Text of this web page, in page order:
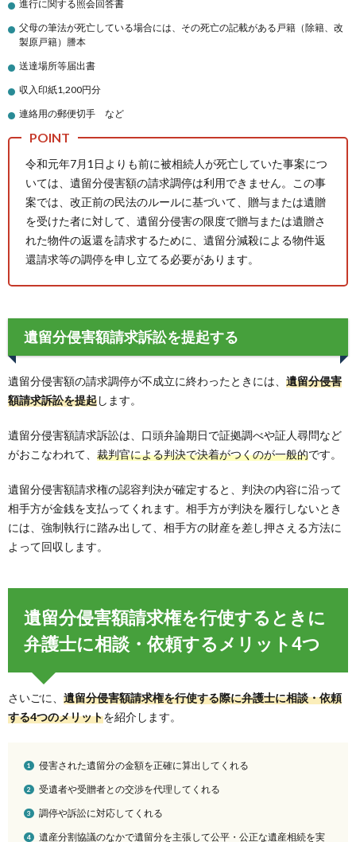
進行に関する照会回答書
父母の筆法が死亡している場合には、その死亡の記載がある戸籍（除籍、改
製原戸籍）謄本
​送達場所等届出書​
収入印紙1,200円分
連絡用の郵便切手 など
令和元年7月1日よりも前に被相続人が死亡していた事案につ
いては、遺留分侵害額の請求調停は利用できません。この事
案では、改正前の民法のルールに基づいて、贈与または遺贈
を受けた者に対して、遺留分侵害の限度で贈与または遺贈さ
れた物件の返還を請求するために、遺留分減殺による物件返
還請求等の調停を申し立てる必要があります。
遺留分侵害額請求訴訟を提起する
遺留分侵害額の請求調停が不成立に終わったときには、 遺留分侵害
額請求訴訟を提起します。
遺留分侵害額請求訴訟は、口頭弁論期日で証拠調べや証人尋問など
がおこなわれて、 裁判官による判決で決着がつくのが一般的です。
遺留分侵害額請求権の認容判決が確定すると、判決の内容に沿って
相手方が金銭を支払ってくれます。相手方が判決を履行しないとき
には、強制執行に踏み出して、相手方の財産を差し押さえる方法に
よって回収します。
遺留分侵害額請求権を行使するときに
弁護士に相談・依頼するメリット4つ
さいごに、 遺留分侵害額請求権を行使する際に弁護士に相談・依頼
する4つのメリットを紹介します。
侵害された遺留分の金額を正確に算出してくれる
受遺者や受贈者との交渉を代理してくれる
調停や訴訟に対応してくれる
遺産分割協議のなかで遺留分を主張して公平・公正な遺産相続を実